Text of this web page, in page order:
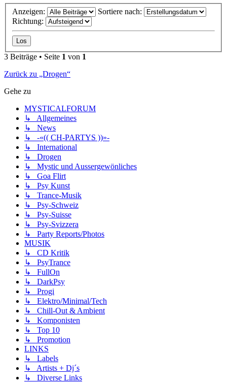
Anzeigen:
Sortiere nach:
Richtung:
3 Beiträge • Seite 1 von 1
Zurück zu „Drogen“
Gehe zu
MYSTICALFORUM
↳ Allgemeines
↳ News
↳ -«(( CH-PARTYS ))»-
↳ International
↳ Drogen
↳ Mystic und Aussergewönliches
↳ Goa Flirt
↳ Psy Kunst
↳ Trance-Musik
↳ Psy-Schweiz
↳ Psy-Suisse
↳ Psy-Svizzera
↳ Party Reports/Photos
MUSIK
↳ CD Kritik
↳ PsyTrance
↳ FullOn
↳ DarkPsy
↳ Progi
↳ Elektro/Minimal/Tech
↳ Chill-Out & Ambient
↳ Komponisten
↳ Top 10
↳ Promotion
LINKS
↳ Labels
↳ Artists + Dj´s
↳ Diverse Links